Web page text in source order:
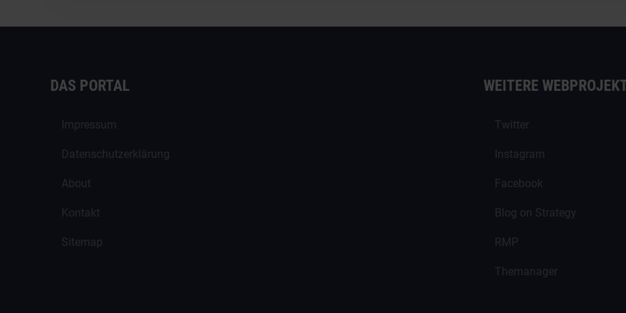
DAS PORTAL
Impressum
Datenschutzerklärung
About
Kontakt
Sitemap
WEITERE
Twitter
Instagram
Facebook
Blog on Strategy
RMP
Themanager